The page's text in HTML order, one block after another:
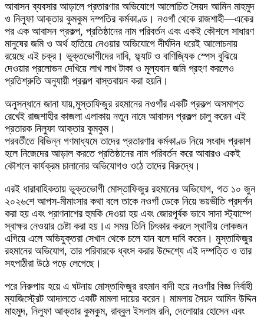
আবাসন ব্যবসার আড়ালে প্রতারণার অভিযোগে আলোচিত সৈয়দ আমিন মাহমুদ
ও নিলুফা আক্তার কুমকুম দম্পতির কর্মকাণ্ড। নওগাঁ থেকে রাজশাহী—একের
পর এক আবাসন প্রকল্প, প্রতিষ্ঠানের নাম পরিবর্তন এবং একই কৌশলে সাধারণ
মানুষের জমি ও অর্থ হাতিয়ে নেওয়ার অভিযোগে দীর্ঘদিন ধরেই আলোচনায়
রয়েছে এই চক্র। ভুক্তভোগীদের দাবি, ফ্ল্যাট ও বাণিজ্যিক স্পেস বুঝিয়ে
দেওয়ার প্রলোভন দেখিয়ে লাখ লাখ টাকা ও মূল্যবান জমি গ্রহণ করলেও
প্রতিশ্রুতি অনুযায়ী প্রকল্প বাস্তবায়ন করা হয়নি।
অনুসন্ধানে জানা যায়,মুস্তাফিজুর রহমানের নওগাঁর একটি প্রকল্প অসমাপ্ত
রেখেই রাজশাহীর কাজলা এলাকায় নতুন নামে আবাসন প্রকল্প চালু করেন এই
প্রতারক নিলুফা আক্তার কুমকুম।
পরবর্তীতে বিভিন্ন গণমাধ্যমে তাদের প্রতারণার কর্মকাণ্ড নিয়ে সংবাদ প্রকাশ
হলে নিজেদের আড়াল করতে প্রতিষ্ঠানের নাম পরিবর্তন করে আবারও একই
কৌশলে কার্যক্রম চালানোর অভিযোগও ওঠে তাদের বিরুদ্ধে।
এরই ধারাবাহিকতায় ভুক্তভোগী মোস্তাফিজুর রহমানের অভিযোগ, গত ১০ জুন
২০২৬শে আপস-মীমাংসার কথা বলে তাকে নওগাঁ ডেকে নিয়ে ভয়ভীতি প্রদর্শন
করা হয় এবং প্রাণনাশের হুমকি দেওয়া হয় এবং জোরপূর্বক ভাবে সাদা স্ট্যাম্পে
স্বাক্ষর নেওয়ার চেষ্টা করা হয়।এ সময় তিনি চিৎকার করলে স্থানীয় লোকজন
এগিয়ে এলে অভিযুক্তরা সেখান থেকে চলে যান বলে দাবি করেন। মুস্তাফিজুর
রহমানের অভিযোগ, তার পরিবারকে ধ্বংস করার উদ্দেশ্যে এই দম্পত্তি ও তার
সহপাঠীরা উঠে পড়ে লেগেছে।
পরে নিরুপায় হয়ে এ ঘটনায় মোস্তাফিজুর রহমান বাদী হয়ে নওগাঁর বিজ্ঞ নির্বাহী
ম্যাজিস্ট্রেট আদালতে একটি মামলা দায়ের করেন। মামলায় সৈয়দ আমিন উদ্দিন
মাহমুদ, নিলুফা আক্তার কুমকুম, রাব্বুল ইসলাম রনি, দেলোয়ার হোসেন এবং